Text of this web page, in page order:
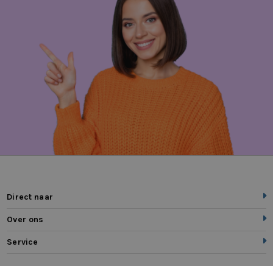
Direct naar
Over ons
Service